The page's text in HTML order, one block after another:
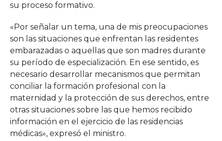
su proceso formativo.
«Por señalar un tema, una de mis preocupaciones
son las situaciones que enfrentan las residentes
embarazadas o aquellas que son madres durante
su período de especialización. En ese sentido, es
necesario desarrollar mecanismos que permitan
conciliar la formación profesional con la
maternidad y la protección de sus derechos, entre
otras situaciones sobre las que hemos recibido
información en el ejercicio de las residencias
médicas», expresó el ministro.